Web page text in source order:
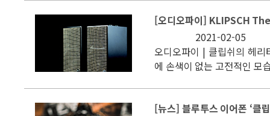
[오디오파이] KLIPSCH
2021-02-05
오디오파이 | 클립쉬의 헤
에 손색이 없는 고전적인 모
[뉴스] 블루투스 이어폰 ‘클